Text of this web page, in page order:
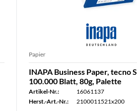
Papier
INAPA Business Paper, tecno
100.000 Blatt, 80g, Palette
Artikel-Nr.:
16061137
Herst.-Art.-Nr.:
2100011521x200